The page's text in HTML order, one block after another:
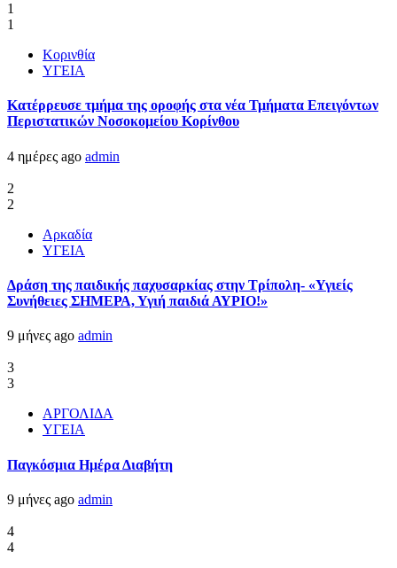
1
1
Κορινθία
ΥΓΕΙΑ
Kατέρρευσε τμήμα της οροφής στα νέα Τμήματα Επειγόντων
Περιστατικών Νοσοκομείου Κορίνθου
4 ημέρες ago admin
2
2
Αρκαδία
ΥΓΕΙΑ
Δράση της παιδικής παχυσαρκίας στην Τρίπολη- «Υγιείς
Συνήθειες ΣΗΜΕΡΑ, Υγιή παιδιά ΑΥΡΙΟ!»
9 μήνες ago admin
3
3
ΑΡΓΟΛΙΔΑ
ΥΓΕΙΑ
Παγκόσμια Ημέρα Διαβήτη
9 μήνες ago admin
4
4